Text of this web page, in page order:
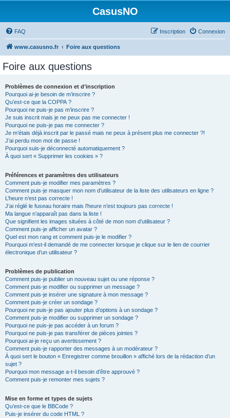
CasusNO
FAQ Connexion
Inscription
www.casusno.fr Foire aux questions
Foire aux questions
Problèmes de connexion et d’inscription
Pourquoi ai-je besoin de m’inscrire ?
Qu’est-ce que la COPPA ?
Pourquoi ne puis-je pas m’inscrire ?
Je suis inscrit mais je ne peux pas me connecter !
Pourquoi ne puis-je pas me connecter ?
Je m’étais déjà inscrit par le passé mais ne peux à présent plus me connecter ?!
J’ai perdu mon mot de passe !
Pourquoi suis-je déconnecté automatiquement ?
À quoi sert « Supprimer les cookies » ?
Préférences et paramètres des utilisateurs
Comment puis-je modifier mes paramètres ?
Comment puis-je masquer mon nom d’utilisateur de la liste des utilisateurs en ligne ?
L’heure n’est pas correcte !
J’ai réglé le fuseau horaire mais l’heure n’est toujours pas correcte !
Ma langue n’apparaît pas dans la liste !
Que signifient les images situées à côté de mon nom d’utilisateur ?
Comment puis-je afficher un avatar ?
Quel est mon rang et comment puis-je le modifier ?
Pourquoi m’est-il demandé de me connecter lorsque je clique sur le lien de courrier
électronique d’un utilisateur ?
Problèmes de publication
Comment puis-je publier un nouveau sujet ou une réponse ?
Comment puis-je modifier ou supprimer un message ?
Comment puis-je insérer une signature à mon message ?
Comment puis-je créer un sondage ?
Pourquoi ne puis-je pas ajouter plus d’options à un sondage ?
Comment puis-je modifier ou supprimer un sondage ?
Pourquoi ne puis-je pas accéder à un forum ?
Pourquoi ne puis-je pas transférer de pièces jointes ?
Pourquoi ai-je reçu un avertissement ?
Comment puis-je rapporter des messages à un modérateur ?
À quoi sert le bouton « Enregistrer comme brouillon » affiché lors de la rédaction d’un
sujet ?
Pourquoi mon message a-t-il besoin d’être approuvé ?
Comment puis-je remonter mes sujets ?
Mise en forme et types de sujets
Qu’est-ce que le BBCode ?
Puis-je insérer du code HTML ?